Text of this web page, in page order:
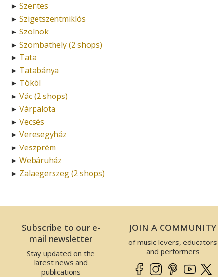
► Szentes
► Szigetszentmiklós
► Szolnok
► Szombathely (2 shops)
► Tata
► Tatabánya
► Tököl
► Vác (2 shops)
► Várpalota
► Vecsés
► Veresegyház
► Veszprém
► Webáruház
► Zalaegerszeg (2 shops)
Subscribe to our e-
mail newsletter
Stay updated on the
latest news and
publications
JOIN A COMMUNITY
of music lovers, educators
and performers